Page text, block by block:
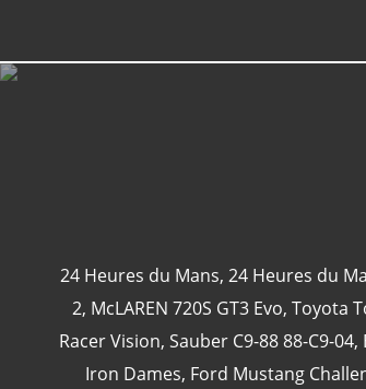
24 Heures du Mans, 24 Heures du
2, McLAREN 720S GT3 Evo, Toyota
Racer Vision, Sauber C9-88 88-C9-04,
Iron Dames, Ford Mustang